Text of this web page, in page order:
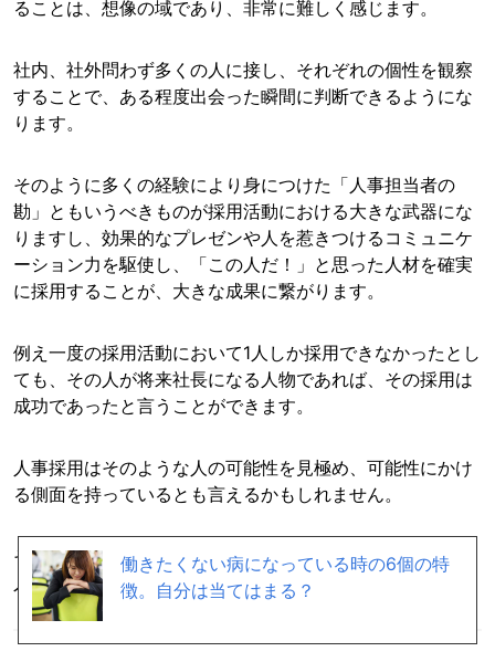
ることは、想像の域であり、非常に難しく感じます。
社内、社外問わず多くの人に接し、それぞれの個性を観察
することで、ある程度出会った瞬間に判断できるようにな
ります。
そのように多くの経験により身につけた「人事担当者の
勘」ともいうべきものが採用活動における大きな武器にな
りますし、効果的なプレゼンや人を惹きつけるコミュニケ
ーション力を駆使し、「この人だ！」と思った人材を確実
に採用することが、大きな成果に繋がります。
例え一度の採用活動において1人しか採用できなかったとし
ても、その人が将来社長になる人物であれば、その採用は
成功であったと言うことができます。
人事採用はそのような人の可能性を見極め、可能性にかけ
る側面を持っているとも言えるかもしれません。
そうして採用した人材が社内で活躍するのを見ることが、
人事採用の業務における大きなやり甲斐になるのです。
働きたくない病になっている時の6個の特
徴。自分は当てはまる？